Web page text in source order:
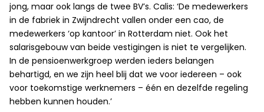
jong, maar ook langs de twee BV’s. Calis: ‘De medewerkers
in de fabriek in Zwijndrecht vallen onder een cao, de
medewerkers ‘op kantoor’ in Rotterdam niet. Ook het
salarisgebouw van beide vestigingen is niet te vergelijken.
In de pensioenwerkgroep werden ieders belangen
behartigd, en we zijn heel blij dat we voor iedereen – ook
voor toekomstige werknemers – één en dezelfde regeling
hebben kunnen houden.’